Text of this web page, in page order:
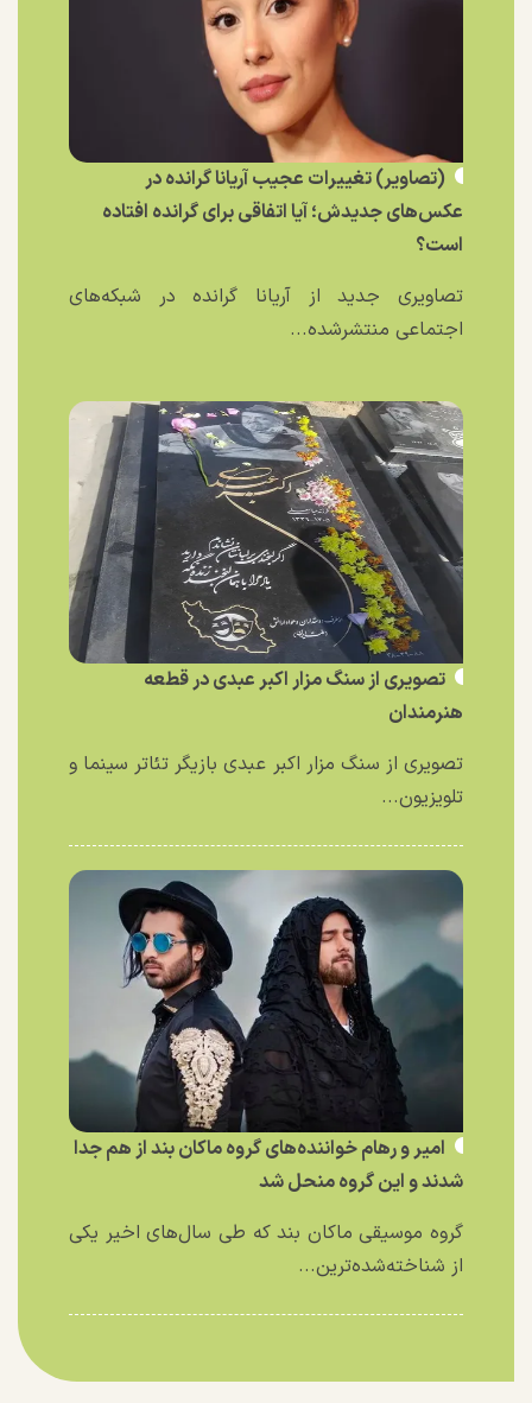
(تصاویر) تغییرات عجیب آریانا گرانده در
عکس‌های جدیدش؛ آیا اتفاقی برای گرانده افتاده
است؟
تصاویری جدید از آریانا گرانده در شبکه‌های
اجتماعی منتشرشده...
تصویری از سنگ مزار اکبر عبدی در قطعه
هنرمندان
تصویری از سنگ مزار اکبر عبدی بازیگر تئاتر سینما و
تلویزیون...
امیر و رهام خواننده‌های گروه ماکان بند از هم جدا
شدند و این گروه منحل شد
گروه موسیقی ماکان بند که طی سال‌های اخیر یکی
از شناخته‌شده‌ترین...